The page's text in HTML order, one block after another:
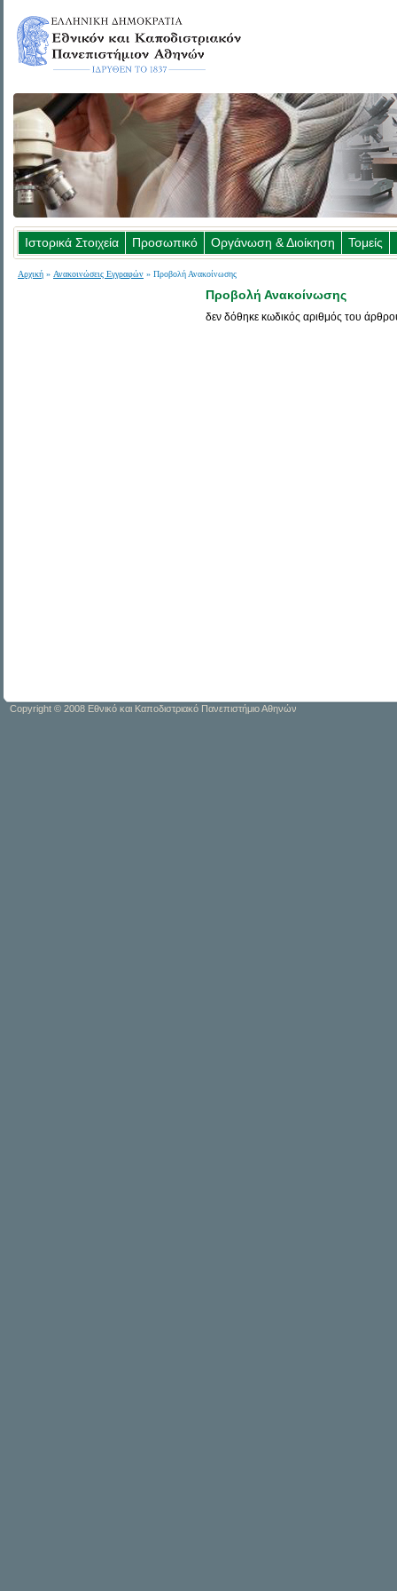
Ιστορικά Στοιχεία Προσωπικό Οργάνωση & Διοίκηση Τομείς
Αρχική » Ανακοινώσεις Εγγραφών » Προβολή Ανακοίνωσης
Προβολή Ανακοίνωσης
δεν δόθηκε κωδικός αριθμός του
Copyright © 2008 Εθνικό και Καποδιστριακό Πανεπιστήμιο Αθηνών